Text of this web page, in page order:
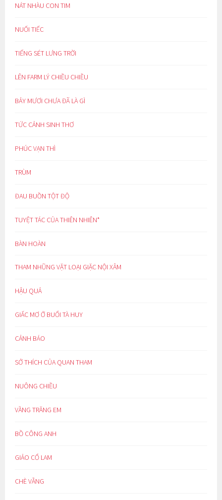
NÁT NHÀU CON TIM
NUỐI TIẾC
TIẾNG SÉT LƯNG TRỜI
LÊN FARM LÝ CHIỀU CHIỀU
BẢY MƯƠI CHƯA ĐÃ LÀ GÌ
TỨC CẢNH SINH THƠ
PHÚC VẠN THÌ
TRÙM
ĐAU BUỒN TỘT ĐỘ
TUYỆT TÁC CỦA THIÊN NHIÊN*
BÀN HOÀN
THAM NHŨNG VẶT LOẠI GIẶC NỘI XÂM
HẬU QUẢ
GIẤC MƠ Ở BUỔI TÀ HUY
CẢNH BÁO
SỞ THÍCH CỦA QUAN THAM
NUÔNG CHIỀU
VẦNG TRĂNG EM
BỒ CÔNG ANH
GIẢO CỔ LAM
CHÈ VẰNG